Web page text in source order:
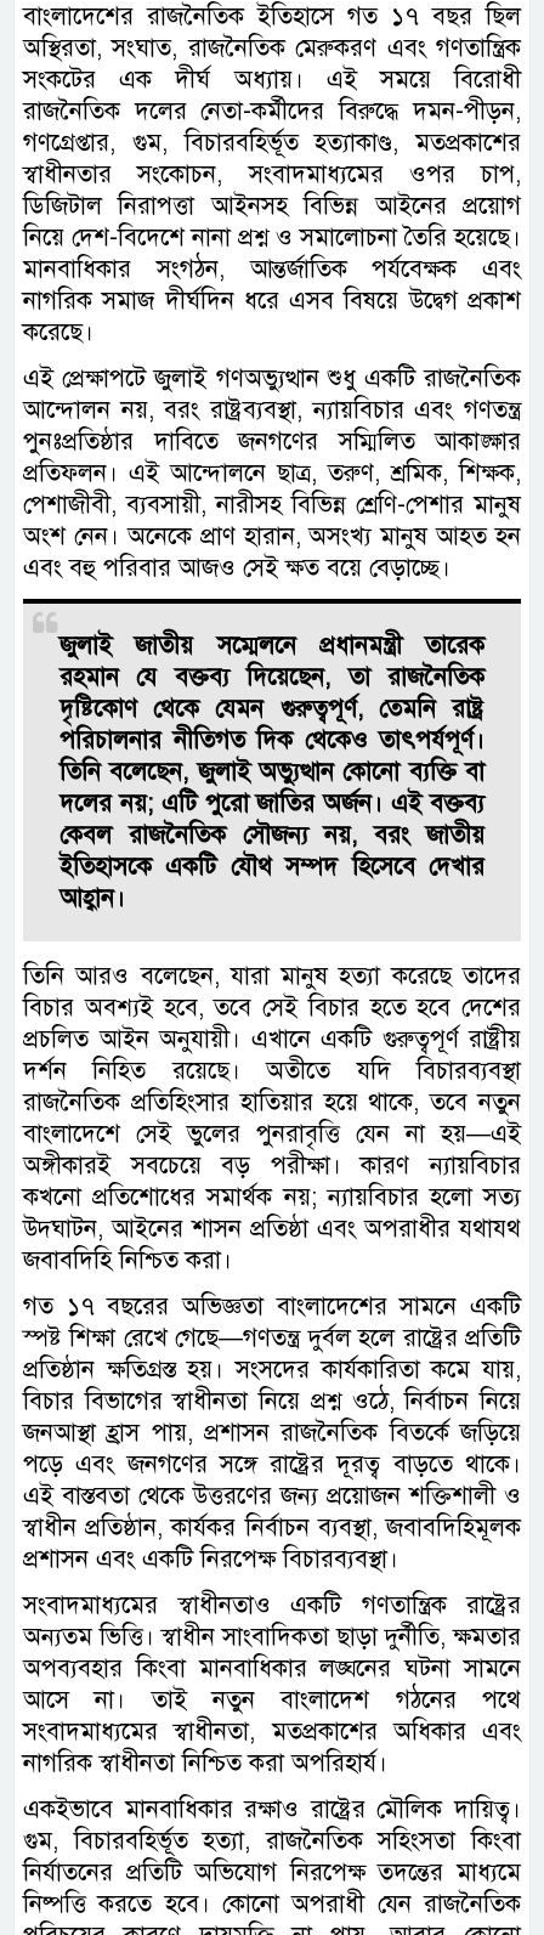
বাংলাদেশের রাজনৈতিক ইতিহাসে গত ১৭ বছর ছিল
অস্থিরতা, সংঘাত, রাজনৈতিক মেরুকরণ এবং গণতান্ত্রিক
সংকটের এক দীর্ঘ অধ্যায়। এই সময়ে বিরোধী
রাজনৈতিক দলের নেতা-কর্মীদের বিরুদ্ধে দমন-পীড়ন,
গণগ্রেপ্তার, গুম, বিচারবহির্ভূত হত্যাকাণ্ড, মতপ্রকাশের
স্বাধীনতার সংকোচন, সংবাদমাধ্যমের ওপর চাপ,
ডিজিটাল নিরাপত্তা আইনসহ বিভিন্ন আইনের প্রয়োগ
নিয়ে দেশ-বিদেশে নানা প্রশ্ন ও সমালোচনা তৈরি হয়েছে।
মানবাধিকার সংগঠন, আন্তর্জাতিক পর্যবেক্ষক এবং
নাগরিক সমাজ দীর্ঘদিন ধরে এসব বিষয়ে উদ্বেগ প্রকাশ
করেছে।
এই প্রেক্ষাপটে জুলাই গণঅভ্যুত্থান শুধু একটি রাজনৈতিক
আন্দোলন নয়, বরং রাষ্ট্রব্যবস্থা, ন্যায়বিচার এবং গণতন্ত্র
পুনঃপ্রতিষ্ঠার দাবিতে জনগণের সম্মিলিত আকাঙ্ক্ষার
প্রতিফলন। এই আন্দোলনে ছাত্র, তরুণ, শ্রমিক, শিক্ষক,
পেশাজীবী, ব্যবসায়ী, নারীসহ বিভিন্ন শ্রেণি-পেশার মানুষ
অংশ নেন। অনেকে প্রাণ হারান, অসংখ্য মানুষ আহত হন
এবং বহু পরিবার আজও সেই ক্ষত বয়ে বেড়াচ্ছে।
জুলাই জাতীয় সম্মেলনে প্রধানমন্ত্রী তারেক
রহমান যে বক্তব্য দিয়েছেন, তা রাজনৈতিক
দৃষ্টিকোণ থেকে যেমন গুরুত্বপূর্ণ, তেমনি রাষ্ট্র
পরিচালনার নীতিগত দিক থেকেও তাৎপর্যপূর্ণ।
তিনি বলেছেন, জুলাই অভ্যুত্থান কোনো ব্যক্তি বা
দলের নয়; এটি পুরো জাতির অর্জন। এই বক্তব্য
কেবল রাজনৈতিক সৌজন্য নয়, বরং জাতীয়
ইতিহাসকে একটি যৌথ সম্পদ হিসেবে দেখার
আহ্বান।
তিনি আরও বলেছেন, যারা মানুষ হত্যা করেছে তাদের
বিচার অবশ্যই হবে, তবে সেই বিচার হতে হবে দেশের
প্রচলিত আইন অনুযায়ী। এখানে একটি গুরুত্বপূর্ণ রাষ্ট্রীয়
দর্শন নিহিত রয়েছে। অতীতে যদি বিচারব্যবস্থা
রাজনৈতিক প্রতিহিংসার হাতিয়ার হয়ে থাকে, তবে নতুন
বাংলাদেশে সেই ভুলের পুনরাবৃত্তি যেন না হয়—এই
অঙ্গীকারই সবচেয়ে বড় পরীক্ষা। কারণ ন্যায়বিচার
কখনো প্রতিশোধের সমার্থক নয়; ন্যায়বিচার হলো সত্য
উদ্ঘাটন, আইনের শাসন প্রতিষ্ঠা এবং অপরাধীর যথাযথ
জবাবদিহি নিশ্চিত করা।
গত ১৭ বছরের অভিজ্ঞতা বাংলাদেশের সামনে একটি
স্পষ্ট শিক্ষা রেখে গেছে—গণতন্ত্র দুর্বল হলে রাষ্ট্রের প্রতিটি
প্রতিষ্ঠান ক্ষতিগ্রস্ত হয়। সংসদের কার্যকারিতা কমে যায়,
বিচার বিভাগের স্বাধীনতা নিয়ে প্রশ্ন ওঠে, নির্বাচন নিয়ে
জনআস্থা হ্রাস পায়, প্রশাসন রাজনৈতিক বিতর্কে জড়িয়ে
পড়ে এবং জনগণের সঙ্গে রাষ্ট্রের দূরত্ব বাড়তে থাকে।
এই বাস্তবতা থেকে উত্তরণের জন্য প্রয়োজন শক্তিশালী ও
স্বাধীন প্রতিষ্ঠান, কার্যকর নির্বাচন ব্যবস্থা, জবাবদিহিমূলক
প্রশাসন এবং একটি নিরপেক্ষ বিচারব্যবস্থা।
সংবাদমাধ্যমের স্বাধীনতাও একটি গণতান্ত্রিক রাষ্ট্রের
অন্যতম ভিত্তি। স্বাধীন সাংবাদিকতা ছাড়া দুর্নীতি, ক্ষমতার
অপব্যবহার কিংবা মানবাধিকার লঙ্ঘনের ঘটনা সামনে
আসে না। তাই নতুন বাংলাদেশ গঠনের পথে
সংবাদমাধ্যমের স্বাধীনতা, মতপ্রকাশের অধিকার এবং
নাগরিক স্বাধীনতা নিশ্চিত করা অপরিহার্য।
একইভাবে মানবাধিকার রক্ষাও রাষ্ট্রের মৌলিক দায়িত্ব।
গুম, বিচারবহির্ভূত হত্যা, রাজনৈতিক সহিংসতা কিংবা
নির্যাতনের প্রতিটি অভিযোগ নিরপেক্ষ তদন্তের মাধ্যমে
নিষ্পত্তি করতে হবে। কোনো অপরাধী যেন রাজনৈতিক